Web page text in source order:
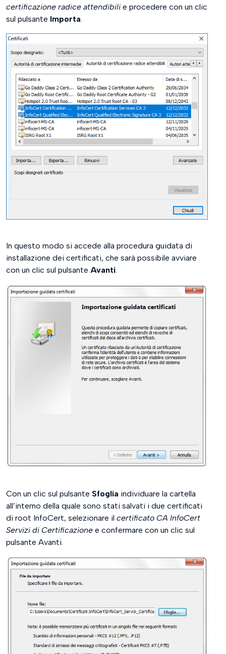
certificazione radice attendibili e procedere con un clic
sul pulsante Importa
In questo modo si accede alla procedura guidata di
installazione dei certificati, che sarà possibile avviare
con un clic sul pulsante Avanti
Con un clic sul pulsante Sfoglia individuare la cartella
all’interno della quale sono stati salvati i due certificati
di root InfoCert, selezionare il certificato CA InfoCert
Servizi di Certificazione e confermare con un clic sul
pulsante Avanti.